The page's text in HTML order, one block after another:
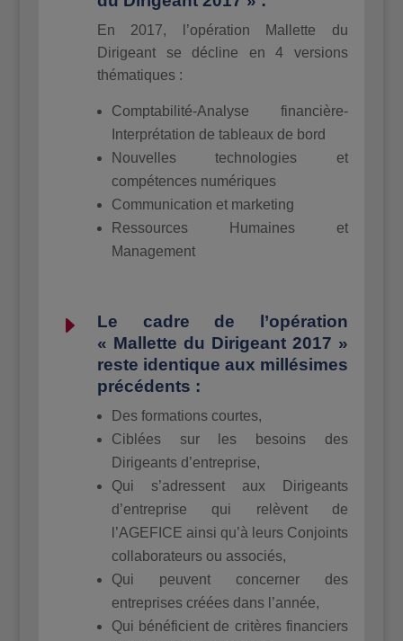
En 2017, l’opération Mallette du
Dirigeant se décline en 4 versions
thématiques :
Comptabilité-Analyse financière-
Interprétation de tableaux de bord
Nouvelles technologies et
compétences numériques
Communication et marketing
Ressources Humaines et
Management
E
Le cadre de l’opération
« Mallette du Dirigeant 2017 »
reste identique aux millésimes
précédents :
Des formations courtes,
Ciblées sur les besoins des
Dirigeants d’entreprise,
Qui s’adressent aux Dirigeants
d’entreprise qui relèvent de
l’AGEFICE ainsi qu’à leurs Conjoints
collaborateurs ou associés,
Qui peuvent concerner des
entreprises créées dans l’année,
Qui bénéficient de critères financiers